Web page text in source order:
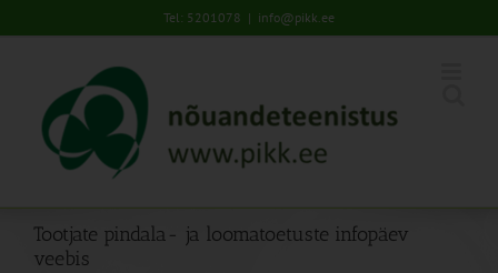
to
Tel: 5201078 | info@pikk.ee
Tootjate pindala- ja loomatoetuste infopäev
veebis